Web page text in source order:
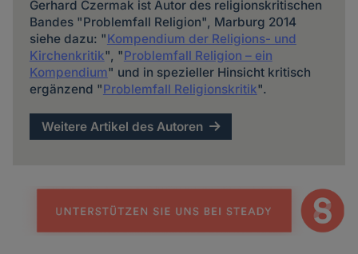
Gerhard Czermak ist Autor des religionskritischen
Bandes "Problemfall Religion", Marburg 2014
siehe dazu: "Kompendium der Religions- und
Kirchenkritik", "Problemfall Religion – ein
Kompendium" und in spezieller Hinsicht kritisch
ergänzend "Problemfall Religionskritik".
Weitere Artikel des Autoren